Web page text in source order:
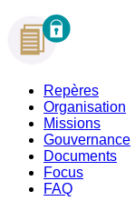
Repères
Organisation
Missions
Gouvernance
Documents
Focus
FAQ